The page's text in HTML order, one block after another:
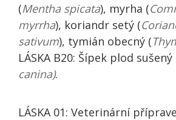
(Mentha spicata), myrha (
myrrha), koriandr setý (
sativum), tymián obecný (
LÁSKA B20: Šípek plod
canina).
LÁSKA 01: Veterinární